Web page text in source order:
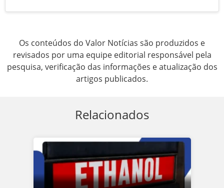
Os conteúdos do Valor Notícias são produzidos e
revisados por uma equipe editorial responsável pela
pesquisa, verificação das informações e atualização dos
artigos publicados.
Relacionados